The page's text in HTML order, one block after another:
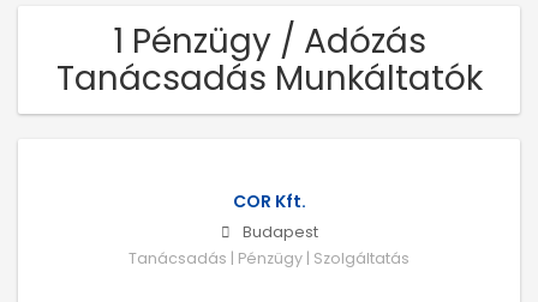
1 Pénzügy / Adózás
Tanácsadás Munkáltatók
COR Kft.
Budapest
Tanácsadás | Pénzügy | Szolgáltatás